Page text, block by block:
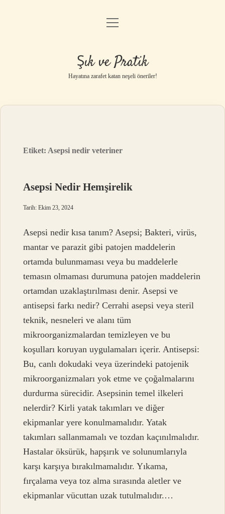
Anasayfa
Yasal Uyarı
menüyü
Şık ve Pratik
Hayatına zarafet katan neşeli öneriler!
Etiket: Asepsi nedir veteriner
Asepsi Nedir Hemşirelik
Tarih: Ekim 23, 2024
Asepsi nedir kısa tanım? Asepsi; Bakteri, virüs,
mantar ve parazit gibi patojen maddelerin
ortamda bulunmaması veya bu maddelerle
temasın olmaması durumuna patojen maddelerin
ortamdan uzaklaştırılması denir. Asepsi ve
antisepsi farkı nedir? Cerrahi asepsi veya steril
teknik, nesneleri ve alanı tüm
mikroorganizmalardan temizleyen ve bu
koşulları koruyan uygulamaları içerir. Antisepsi:
Bu, canlı dokudaki veya üzerindeki patojenik
mikroorganizmaları yok etme ve çoğalmalarını
durdurma sürecidir. Asepsinin temel ilkeleri
nelerdir? Kirli yatak takımları ve diğer
ekipmanlar yere konulmamalıdır. Yatak
takımları sallanmamalı ve tozdan kaçınılmalıdır.
Hastalar öksürük, hapşırık ve solunumlarıyla
karşı karşıya bırakılmamalıdır. Yıkama,
fırçalama veya toz alma sırasında aletler ve
ekipmanlar vücuttan uzak tutulmalıdır.…